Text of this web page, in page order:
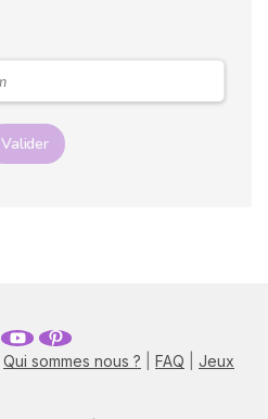
Valider
Qui sommes nous ? FAQ
Jeux